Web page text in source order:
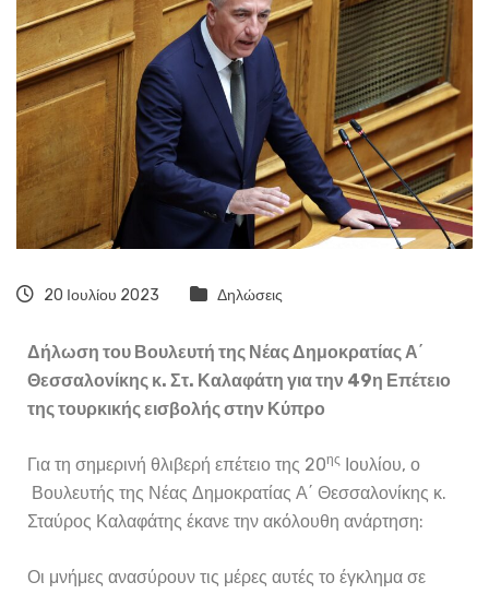
20 Ιουλίου 2023 Δηλώσεις
Δήλωση του Βουλευτή της Νέας Δημοκρατίας Α΄
Θεσσαλονίκης κ. Στ. Καλαφάτη για την 49η Επέτειο
της τουρκικής εισβολής στην Κύπρο
Για τη σημερινή θλιβερή επέτειο της 20ης
Ιουλίου, ο
Βουλευτής της Νέας Δημοκρατίας Α΄ Θεσσαλονίκης κ.
Σταύρος Καλαφάτης έκανε την ακόλουθη ανάρτηση:
Οι μνήμες ανασύρουν τις μέρες αυτές το έγκλημα σε